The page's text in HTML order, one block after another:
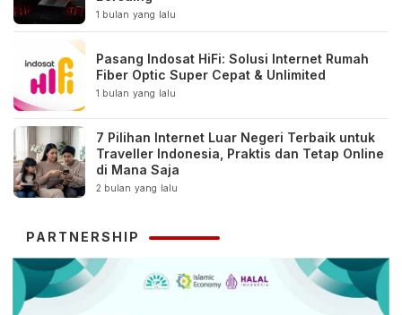
1 bulan yang lalu
Pasang Indosat HiFi: Solusi Internet Rumah
Fiber Optic Super Cepat & Unlimited
1 bulan yang lalu
7 Pilihan Internet Luar Negeri Terbaik untuk
Traveller Indonesia, Praktis dan Tetap Online
di Mana Saja
2 bulan yang lalu
PARTNERSHIP